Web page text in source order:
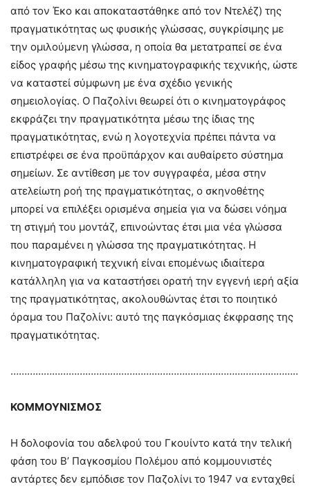
από τον Έκο και αποκαταστάθηκε από τον Ντελέζ) της
πραγματικότητας ως φυσικής γλώσσας, συγκρίσιμης με
την ομιλούμενη γλώσσα, η οποία θα μετατραπεί σε ένα
είδος γραφής μέσω της κινηματογραφικής τεχνικής, ώστε
να καταστεί σύμφωνη με ένα σχέδιο γενικής
σημειολογίας. Ο Παζολίνι θεωρεί ότι ο κινηματογράφος
εκφράζει την πραγματικότητα μέσω της ίδιας της
πραγματικότητας, ενώ η λογοτεχνία πρέπει πάντα να
επιστρέφει σε ένα προϋπάρχον και αυθαίρετο σύστημα
σημείων. Σε αντίθεση με τον συγγραφέα, μέσα στην
ατελείωτη ροή της πραγματικότητας, ο σκηνοθέτης
μπορεί να επιλέξει ορισμένα σημεία για να δώσει νόημα
τη στιγμή του μοντάζ, επινοώντας έτσι μια νέα γλώσσα
που παραμένει η γλώσσα της πραγματικότητας. Η
κινηματογραφική τεχνική είναι επομένως ιδιαίτερα
κατάλληλη για να καταστήσει ορατή την εγγενή ιερή αξία
της πραγματικότητας, ακολουθώντας έτσι το ποιητικό
όραμα του Παζολίνι: αυτό της παγκόσμιας έκφρασης της
πραγματικότητας.
…………………………………………………………………………………………..
ΚΟΜΜΟΥΝΙΣΜΟΣ
Η δολοφονία του αδελφού του Γκουίντο κατά την τελική
φάση του Β’ Παγκοσμίου Πολέμου από κομμουνιστές
αντάρτες δεν εμπόδισε τον Παζολίνι το 1947 να ενταχθεί